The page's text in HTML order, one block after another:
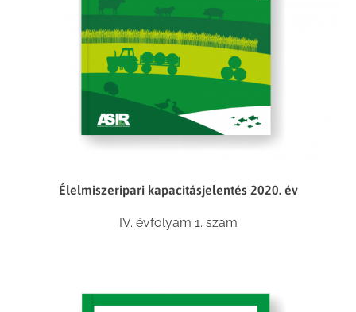
Élelmiszeripari kapacitásjelentés 2020. év
IV. évfolyam 1. szám